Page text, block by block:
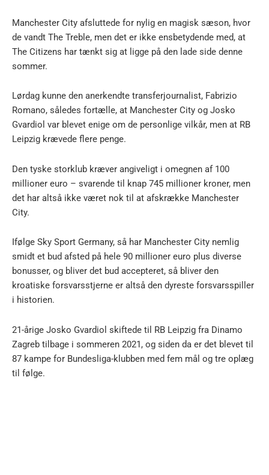
Manchester City afsluttede for nylig en magisk sæson, hvor
de vandt The Treble, men det er ikke ensbetydende med, at
The Citizens har tænkt sig at ligge på den lade side denne
sommer.
Lørdag kunne den anerkendte transferjournalist, Fabrizio
Romano, således fortælle, at Manchester City og Josko
Gvardiol var blevet enige om de personlige vilkår, men at RB
Leipzig krævede flere penge.
Den tyske storklub kræver angiveligt i omegnen af 100
millioner euro – svarende til knap 745 millioner kroner, men
det har altså ikke været nok til at afskrække Manchester
City.
Ifølge Sky Sport Germany, så har Manchester City nemlig
smidt et bud afsted på hele 90 millioner euro plus diverse
bonusser, og bliver det bud accepteret, så bliver den
kroatiske forsvarsstjerne er altså den dyreste forsvarsspiller
i historien.
21-årige Josko Gvardiol skiftede til RB Leipzig fra Dinamo
Zagreb tilbage i sommeren 2021, og siden da er det blevet til
87 kampe for Bundesliga-klubben med fem mål og tre oplæg
til følge.